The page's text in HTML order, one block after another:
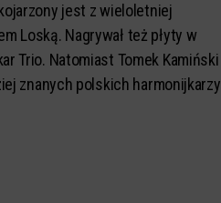
jest z wieloletniej
Loską. Nagrywał też płyty w
Trio. Natomiast Tomek Kamiński
znanych polskich harmonijkarzy